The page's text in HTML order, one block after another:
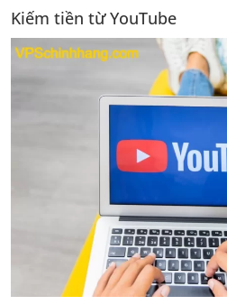
Kiếm tiền từ YouTube